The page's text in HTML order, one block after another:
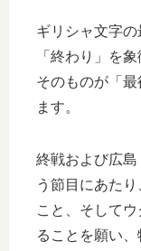
ギリシャ文字の
「終わり」を
そのものが「
ます。
終戦および広
う節目にあた
こと、そして
ることを願い